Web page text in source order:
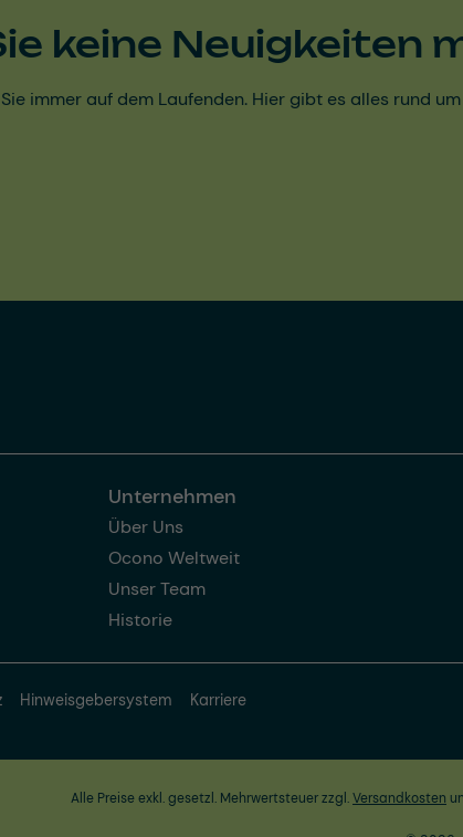
keine Neuigkeiten
immer auf dem Laufenden. Hier gibt es alles rund
Unternehmen
Über Uns
Ocono Weltweit
Unser Team
Historie
Hinweisgebersystem Karriere
Alle Preise exkl. gesetzl. Mehrwertsteuer zzgl.Versandkosten